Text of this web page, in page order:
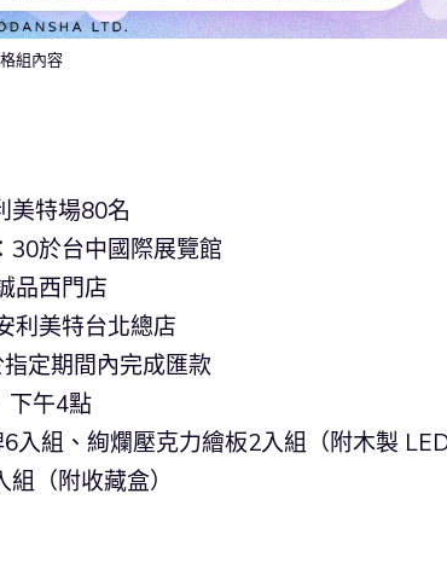
組內容
美特場80名
30於台中國際展覽館
品西門店
利美特台北總店
定期間內完成匯款
下午4點
入組、絢爛壓克力繪板2入組（附木製
（附收藏盒）